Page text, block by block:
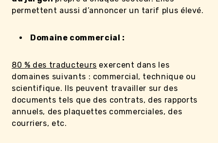
permettent aussi d’annoncer un tarif plus élevé.
Domaine commercial :
80 % des traducteurs exercent dans les
domaines suivants : commercial, technique ou
scientifique. Ils peuvent travailler sur des
documents tels que des contrats, des rapports
annuels, des plaquettes commerciales, des
courriers, etc.